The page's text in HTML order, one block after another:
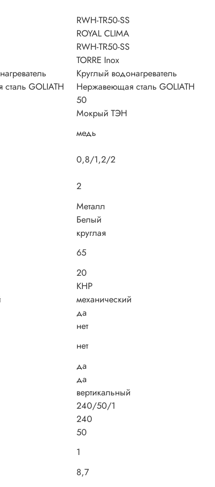
RWH-TR50-SS
ROYAL CLIMA
RWH-TR50-SS
TORRE Inox
Круглый водонагреватель
GOLIATH
Нержавеющая сталь GOLIATH
50
Мокрый ТЭН
медь
0,8/1,2/2
2
Металл
Белый
круглая
65
20
КНР
механический
да
нет
нет
да
да
вертикальный
240/50/1
240
50
1
8,7